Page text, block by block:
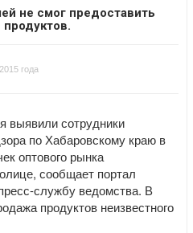
не смог предоставить
года
выявили сотрудники
по Хабаровскому краю в
оптового рынка
сообщает портал
службу ведомства. В
продуктов неизвестного